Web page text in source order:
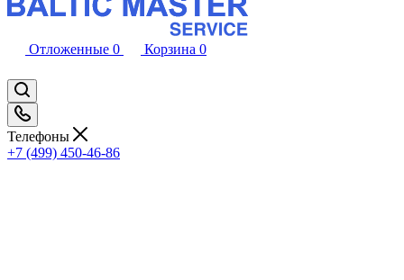
Отложенные 0 Корзина 0
Телефоны
+7 (499) 450-46-86